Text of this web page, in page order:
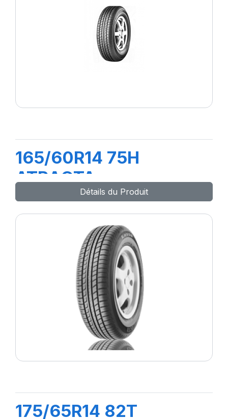
165/60R14 75H
ATRACTA
Détails du Produit
175/65R14 82T